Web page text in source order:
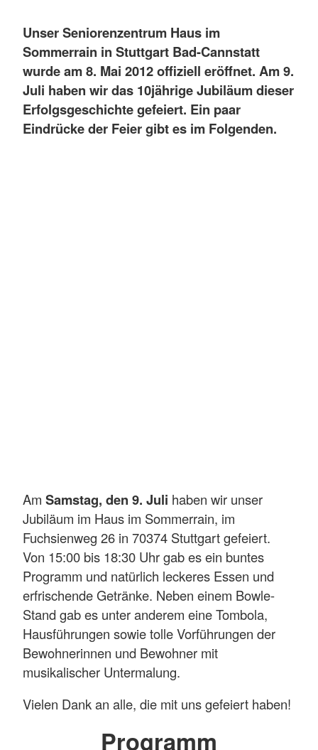
Unser Seniorenzentrum Haus im
Sommerrain in Stuttgart Bad-Cannstatt
wurde am 8. Mai 2012 offiziell eröffnet. Am 9.
Juli haben wir das 10jährige Jubiläum dieser
Erfolgsgeschichte gefeiert. Ein paar
Eindrücke der Feier gibt es im Folgenden.
Am Samstag, den 9. Juli haben wir unser
Jubiläum im Haus im Sommerrain, im
Fuchsienweg 26 in 70374 Stuttgart gefeiert.
Von 15:00 bis 18:30 Uhr gab es ein buntes
Programm und natürlich leckeres Essen und
erfrischende Getränke. Neben einem Bowle-
Stand gab es unter anderem eine Tombola,
Hausführungen sowie tolle Vorführungen der
Bewohnerinnen und Bewohner mit
musikalischer Untermalung.
Vielen Dank an alle, die mit uns gefeiert haben!
Programm